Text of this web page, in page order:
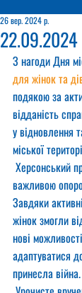
22.09.2024
26 вер. 2024 р.
З нагоди Дня
для жінок та
подякою за
відданість
у відновлення
міської
Херсонський
важливою
Завдяки
жінок змогли
нові
адаптуватися
принесла війна.